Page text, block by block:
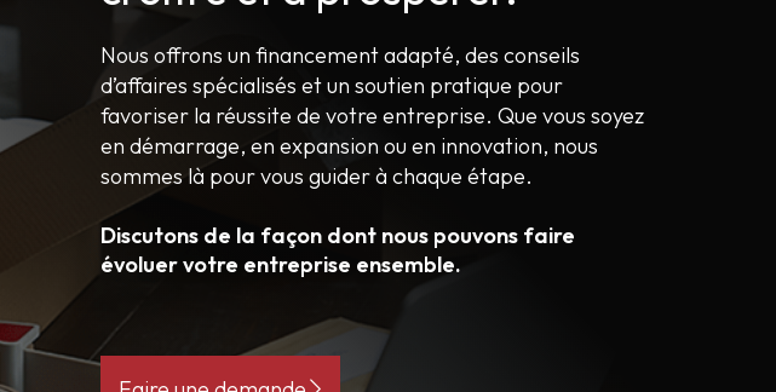
Nous offrons un financement adapté, des conseils
d’affaires spécialisés et un soutien pratique pour
favoriser la réussite de votre entreprise. Que vous soyez
en démarrage, en expansion ou en innovation, nous
sommes là pour vous guider à chaque étape.
Discutons de la façon dont nous pouvons faire
évoluer votre entreprise ensemble.